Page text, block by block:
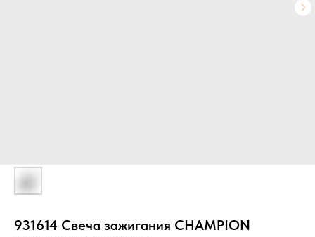
931614 Свеча зажигания CHAMPION